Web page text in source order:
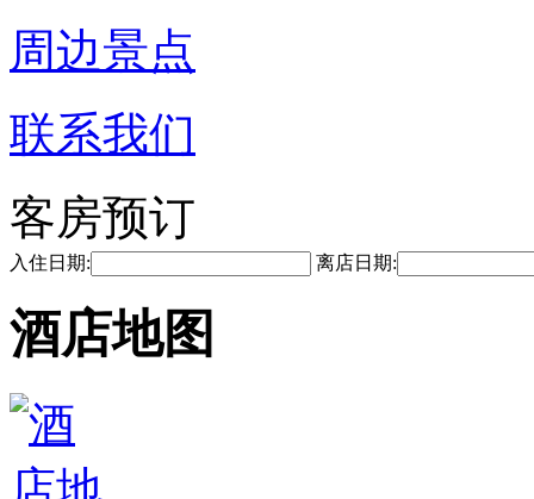
周边景点
联系我们
客房预订
入住日期: 离店日期:
酒店地图